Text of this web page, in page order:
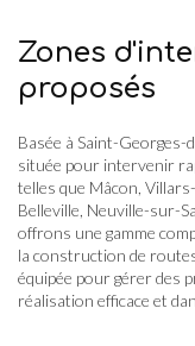
Zones
proposés
Basée à Saint-
située pour intervenir
telles que Mâcon,
Belleville, Neuville-sur-
offrons une gamme
la construction de
équipée pour gérer des
réalisation efficace et